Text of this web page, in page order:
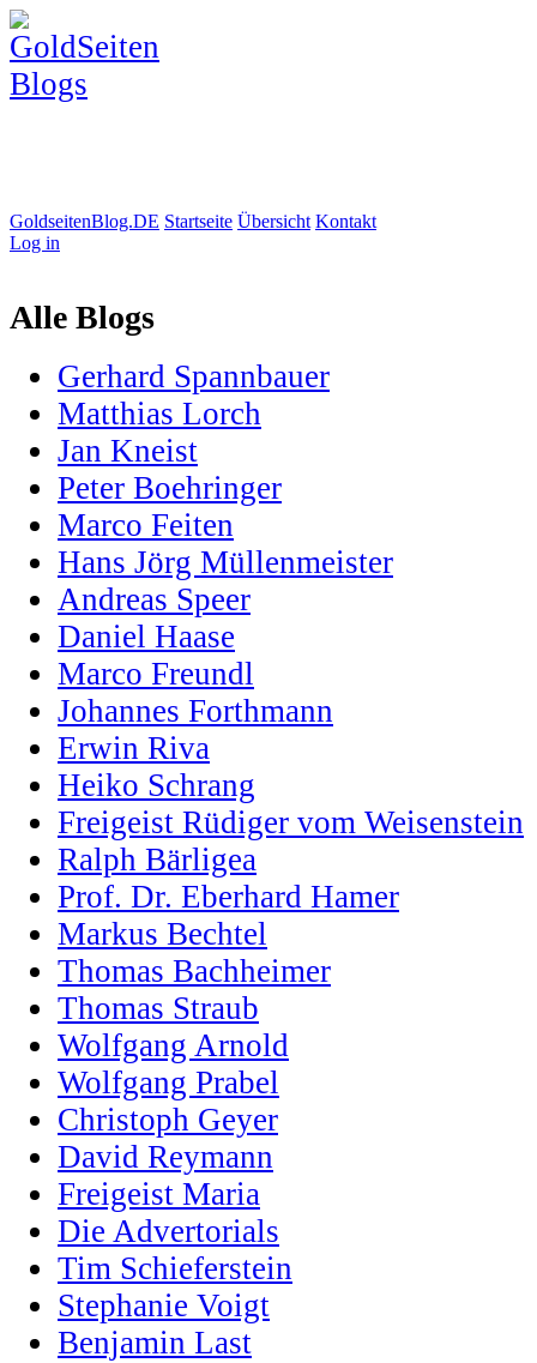
GoldseitenBlog.DE Startseite Übersicht Kontakt
Log in
Alle Blogs
Gerhard Spannbauer
Matthias Lorch
Jan Kneist
Peter Boehringer
Marco Feiten
Hans Jörg Müllenmeister
Andreas Speer
Daniel Haase
Marco Freundl
Johannes Forthmann
Erwin Riva
Heiko Schrang
Freigeist Rüdiger vom Weisenstein
Ralph Bärligea
Prof. Dr. Eberhard Hamer
Markus Bechtel
Thomas Bachheimer
Thomas Straub
Wolfgang Arnold
Wolfgang Prabel
Christoph Geyer
David Reymann
Freigeist Maria
Die Advertorials
Tim Schieferstein
Stephanie Voigt
Benjamin Last